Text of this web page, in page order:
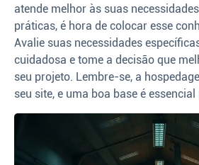
atende melhor às suas
práticas, é hora de colocar esse
Avalie suas necessidades
cuidadosa e tome a decisão que
seu projeto. Lembre-se, a
seu site, e uma boa base é